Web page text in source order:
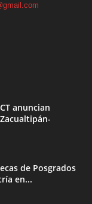
anuncian
de Posgrados
en...